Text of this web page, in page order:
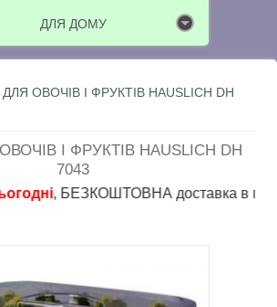
ДЛЯ ДОМУ
ОВОЧІВ І ФРУКТІВ HAUSLICH DH
І ФРУКТІВ HAUSLICH DH
7043
, БЕЗКОШТОВНА доставка в пункти